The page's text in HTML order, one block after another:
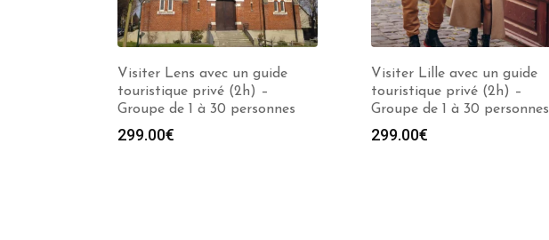
Visiter Lens avec un guide
touristique privé (2h) –
Groupe de 1 à 30 personnes
299.00€
Visiter Lille avec un guide
touristique privé (2h) –
Groupe de 1 à 30 personnes
299.00€